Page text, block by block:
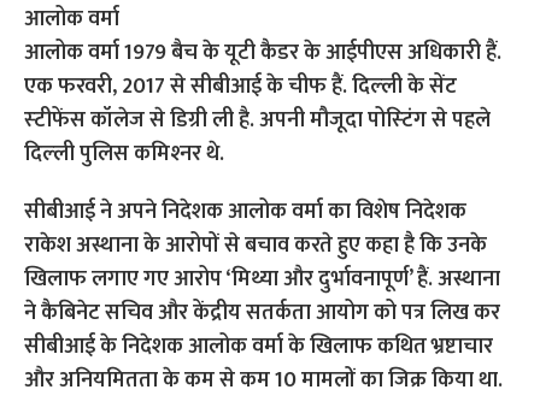
आलोक वर्मा
आलोक वर्मा 1979 बैच के यूटी कैडर के आईपीएस अधिकारी हैं.
एक फरवरी, 2017 से सीबीआई के चीफ हैं. दिल्‍ली के सेंट
स्‍टीफेंस कॉलेज से डिग्री ली है. अपनी मौजूदा पोस्‍टिंग से पहले
दिल्‍ली पुलिस कमिश्‍नर थे.
सीबीआई ने अपने निदेशक आलोक वर्मा का विशेष निदेशक
राकेश अस्थाना के आरोपों से बचाव करते हुए कहा है कि उनके
खिलाफ लगाए गए आरोप ‘मिथ्या और दुर्भावनापूर्ण’ हैं. अस्थाना
ने कैबिनेट सचिव और केंद्रीय सतर्कता आयोग को पत्र लिख कर
सीबीआई के निदेशक आलोक वर्मा के खिलाफ कथित भ्रष्टाचार
और अनियमितता के कम से कम 10 मामलों का जिक्र किया था.